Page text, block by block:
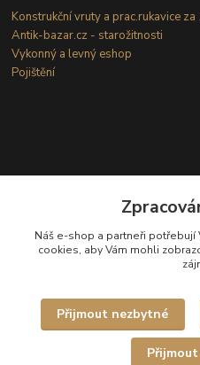
Konstrukční vruty a prac.rukavice za
Antik-bazar.cz - starožitnosti
Vykonný a levný eshop
Pojištění
Kontakty
info@internetove-domeny.cz
Náš e-shop a partneři potřebují
cookies, aby Vám mohli
Přijmout nezbytné